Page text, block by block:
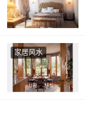
家居风水